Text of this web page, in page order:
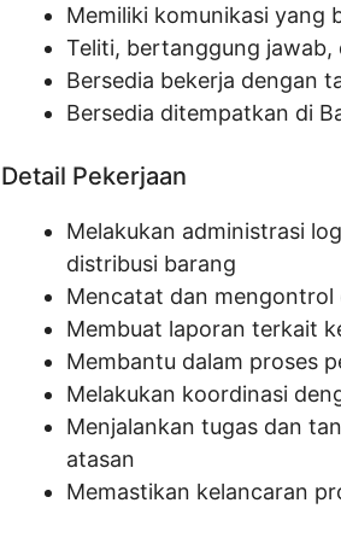
Memiliki komunikasi yang
Teliti, bertanggung jawab,
Bersedia bekerja dengan
Bersedia ditempatkan di
Detail Pekerjaan
Melakukan administrasi
distribusi barang
Mencatat dan mengontrol
Membuat laporan terkait
Membantu dalam proses
Melakukan koordinasi
Menjalankan tugas dan
atasan
Memastikan kelancaran